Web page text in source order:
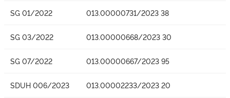
SG 01/2022 013.00000731/2023 38
SG 03/2022 013.00000668/2023 30
SG 07/2022 013.00000667/2023 95
SDUH 006/2023 013.00002233/2023 20